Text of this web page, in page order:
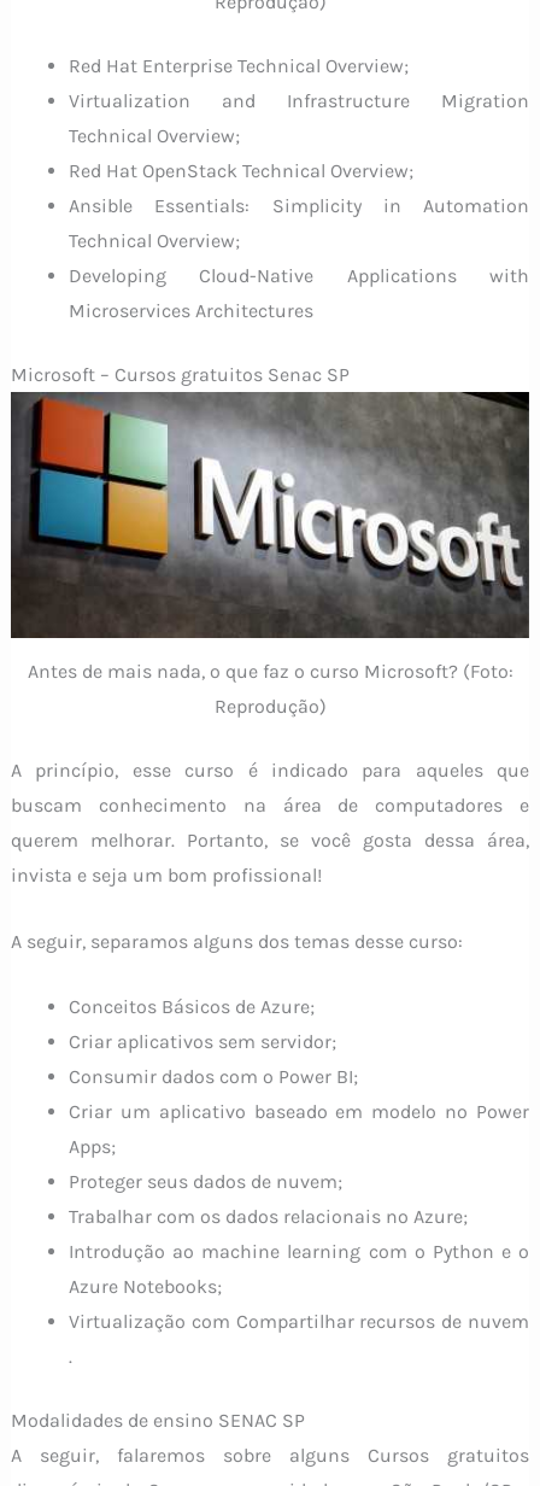
Red Hat Enterprise Technical Overview;
Virtualization and Infrastructure Migration
Technical Overview;
Red Hat OpenStack Technical Overview;
Ansible Essentials: Simplicity in Automation
Technical Overview;
Developing Cloud-Native Applications with
Microservices Architectures
Microsoft – Cursos gratuitos Senac SP
Antes de mais nada, o que faz o curso Microsoft? (Foto:
Reprodução)
A princípio, esse curso é indicado para aqueles que
buscam conhecimento na área de computadores e
querem melhorar. Portanto, se você gosta dessa área,
invista e seja um bom profissional!
A seguir, separamos alguns dos temas desse curso:
Conceitos Básicos de Azure;
Criar aplicativos sem servidor;
Consumir dados com o Power BI;
Criar um aplicativo baseado em modelo no Power
Apps;
Proteger seus dados de nuvem;
Trabalhar com os dados relacionais no Azure;
Introdução ao machine learning com o Python e o
Azure Notebooks;
Virtualização com Compartilhar recursos de nuvem
.
Modalidades de ensino SENAC SP
A seguir, falaremos sobre alguns Cursos gratuitos